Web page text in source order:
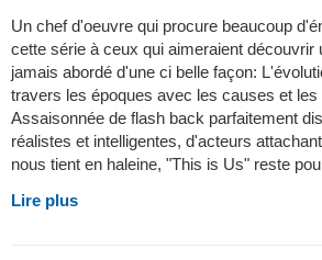
Un chef d'oeuvre qui procure beaucoup
cette série à ceux qui aimeraient découvrir
jamais abordé d'une ci belle façon:
travers les époques avec les causes et
Assaisonnée de flash back parfaitement
réalistes et intelligentes, d'acteurs
nous tient en haleine, "This is Us" reste
Lire plus